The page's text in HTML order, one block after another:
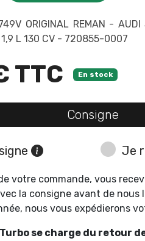
ORIGINAL REMAN -
1,9 L 130 CV - 720855-0007
TTC En stock
Consigne
Je
votre commande, vous
la consigne avant de nous
nous vous expédierons
se charge du retour